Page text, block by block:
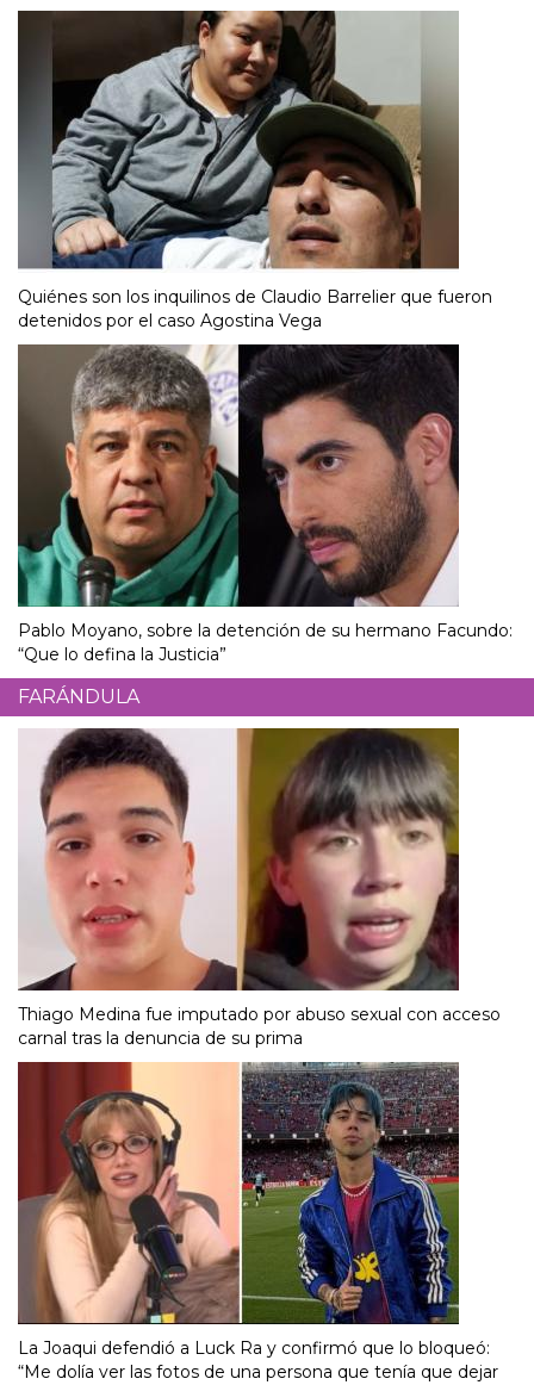
Quiénes son los inquilinos de Claudio Barrelier que fueron
detenidos por el caso Agostina Vega
Pablo Moyano, sobre la detención de su hermano Facundo:
“Que lo defina la Justicia”
FARÁNDULA
Thiago Medina fue imputado por abuso sexual con acceso
carnal tras la denuncia de su prima
La Joaqui defendió a Luck Ra y confirmó que lo bloqueó:
“Me dolía ver las fotos de una persona que tenía que dejar